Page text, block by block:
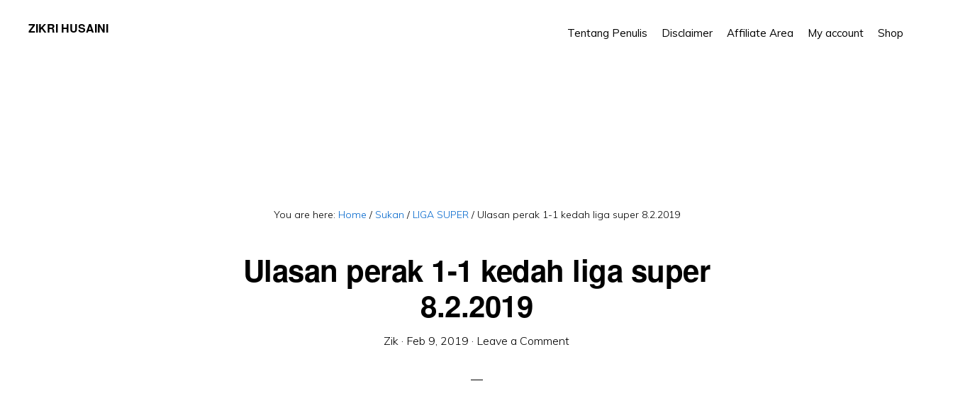
ZIKRI HUSAINI Tentang Penulis Disclaimer Affiliate Area My account Shop
You are here: Home / Sukan / LIGA SUPER /Ulasan perak 1-1 kedah liga super 8.2.2019
Ulasan perak 1-1 kedah liga super
8.2.2019
Zik · Feb 9, 2019 · Leave a Comment